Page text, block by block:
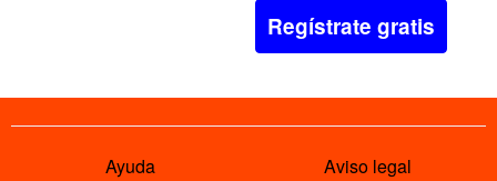
Regístrate gratis
Ayuda Aviso legal